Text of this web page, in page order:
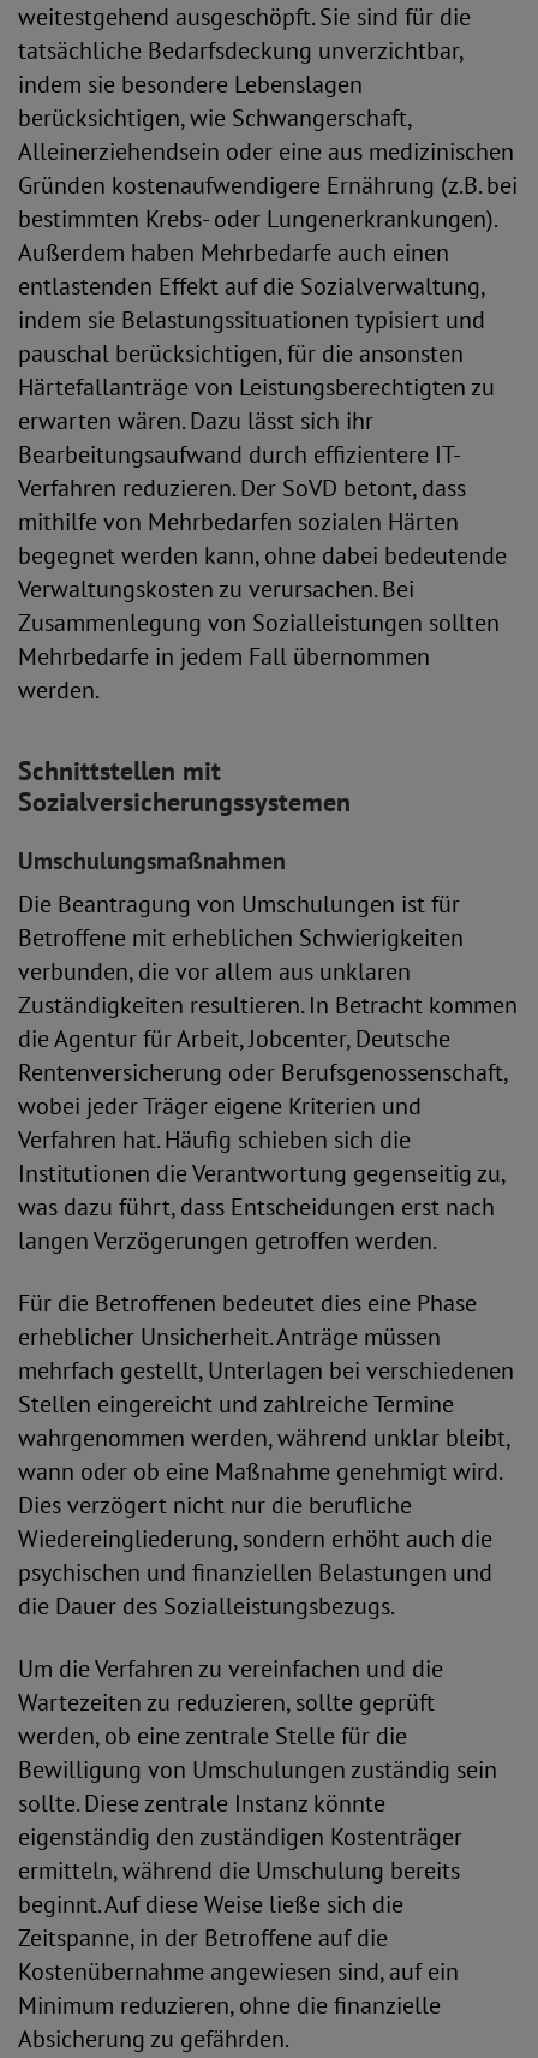
weitestgehend ausgeschöpft. Sie sind für die
tatsächliche Bedarfsdeckung unverzichtbar,
indem sie besondere Lebenslagen
berücksichtigen, wie Schwangerschaft,
Alleinerziehendsein oder eine aus medizinischen
Gründen kostenaufwendigere Ernährung (z.B. bei
bestimmten Krebs- oder Lungenerkrankungen).
Außerdem haben Mehrbedarfe auch einen
entlastenden Effekt auf die Sozialverwaltung,
indem sie Belastungssituationen typisiert und
pauschal berücksichtigen, für die ansonsten
Härtefallanträge von Leistungsberechtigten zu
erwarten wären. Dazu lässt sich ihr
Bearbeitungsaufwand durch effizientere IT-
Verfahren reduzieren. Der SoVD betont, dass
mithilfe von Mehrbedarfen sozialen Härten
begegnet werden kann, ohne dabei bedeutende
Verwaltungskosten zu verursachen. Bei
Zusammenlegung von Sozialleistungen sollten
Mehrbedarfe in jedem Fall übernommen
werden.
Schnittstellen mit
Sozialversicherungssystemen
Umschulungsmaßnahmen
Die Beantragung von Umschulungen ist für
Betroffene mit erheblichen Schwierigkeiten
verbunden, die vor allem aus unklaren
Zuständigkeiten resultieren. In Betracht kommen
die Agentur für Arbeit, Jobcenter, Deutsche
Rentenversicherung oder Berufsgenossenschaft,
wobei jeder Träger eigene Kriterien und
Verfahren hat. Häufig schieben sich die
Institutionen die Verantwortung gegenseitig zu,
was dazu führt, dass Entscheidungen erst nach
langen Verzögerungen getroffen werden.
Für die Betroffenen bedeutet dies eine Phase
erheblicher Unsicherheit. Anträge müssen
mehrfach gestellt, Unterlagen bei verschiedenen
Stellen eingereicht und zahlreiche Termine
wahrgenommen werden, während unklar bleibt,
wann oder ob eine Maßnahme genehmigt wird.
Dies verzögert nicht nur die berufliche
Wiedereingliederung, sondern erhöht auch die
psychischen und finanziellen Belastungen und
die Dauer des Sozialleistungsbezugs.
Um die Verfahren zu vereinfachen und die
Wartezeiten zu reduzieren, sollte geprüft
werden, ob eine zentrale Stelle für die
Bewilligung von Umschulungen zuständig sein
sollte. Diese zentrale Instanz könnte
eigenständig den zuständigen Kostenträger
ermitteln, während die Umschulung bereits
beginnt. Auf diese Weise ließe sich die
Zeitspanne, in der Betroffene auf die
Kostenübernahme angewiesen sind, auf ein
Minimum reduzieren, ohne die finanzielle
Absicherung zu gefährden.